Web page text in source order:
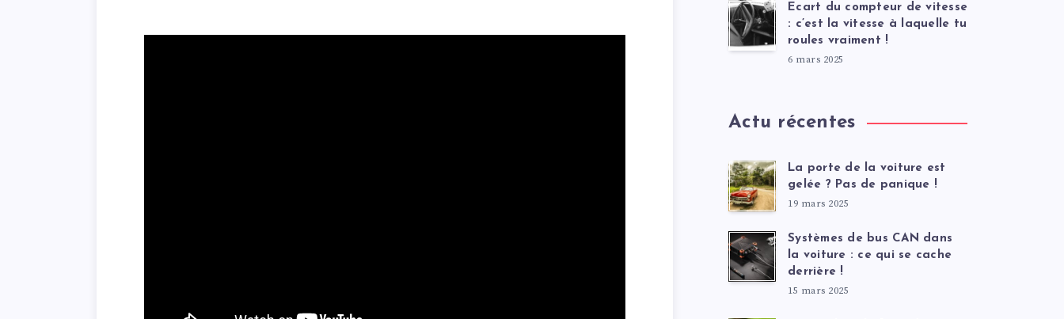
Ecart du compteur de vitesse
: c’est la vitesse à laquelle tu
roules vraiment !
6 mars 2025
Actu récentes
La porte de la voiture est
gelée ? Pas de panique !
19 mars 2025
Systèmes de bus CAN dans
la voiture : ce qui se cache
derrière !
15 mars 2025